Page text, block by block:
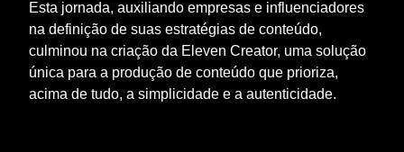
Esta jornada, auxiliando empresas e influenciadores
na definição de suas estratégias de conteúdo,
culminou na criação da Eleven Creator, uma solução
única para a produção de conteúdo que prioriza,
acima de tudo, a simplicidade e a autenticidade.